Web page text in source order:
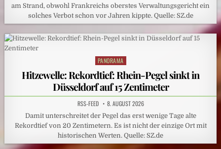
am Strand, obwohl Frankreichs oberstes Verwaltungsgericht ein
solches Verbot schon vor Jahren kippte. Quelle: SZ.de
Posted
in
PANORAMA
Hitzewelle: Rekordtief: Rhein-Pegel sinkt in
Düsseldorf auf 15 Zentimeter
RSS-FEED 8. AUGUST 2026
Damit unterschreitet der Pegel das erst wenige Tage alte
Rekordtief von 20 Zentimetern. Es ist nicht der einzige Ort mit
historischen Werten. Quelle: SZ.de